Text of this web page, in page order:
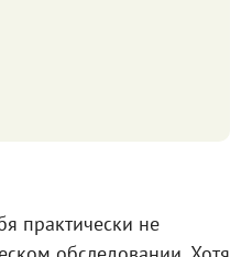
практически не